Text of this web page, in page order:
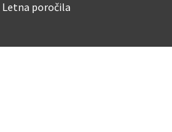
Letna poročila